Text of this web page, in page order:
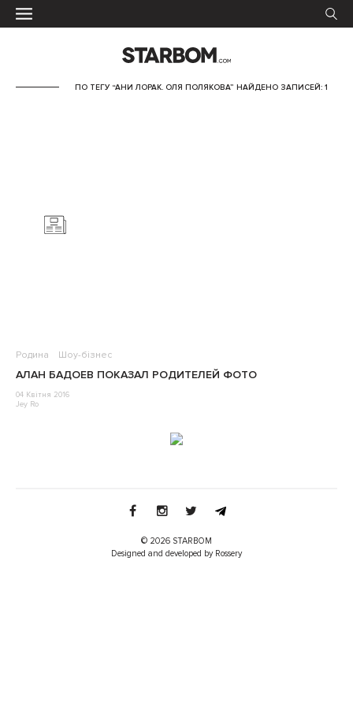
ПО ТЕГУ “АНИ ЛОРАК. ОЛЯ ПОЛЯКОВА” НАЙДЕНО ЗАПИСЕЙ: 1
Родина Шоу-бізнес
АЛАН БАДОЕВ ПОКАЗАЛ РОДИТЕЛЕЙ ФОТО
04 Квітня 2016
Jey Ro
© 2026 STARBOM
Designed and developed by Rossery